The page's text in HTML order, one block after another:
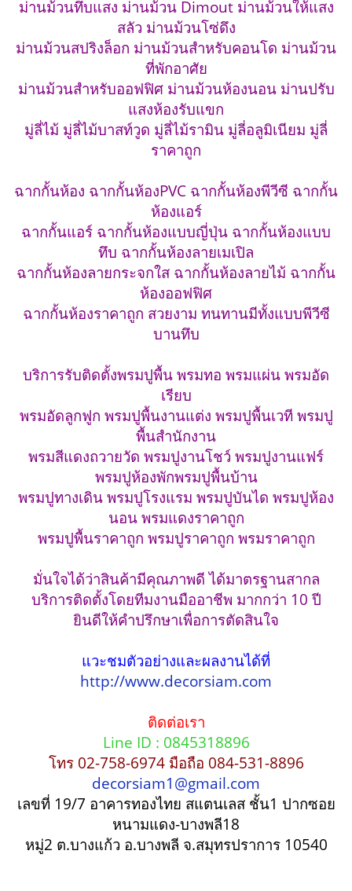
ม่านม้วนทึบแสง ม่านม้วน Dimout ม่านม้วนให้แสง
สลัว ม่านม้วนโซ่ดึง
ม่านม้วนสปริงล็อก ม่านม้วนสำหรับคอนโด ม่านม้วน
ที่พักอาศัย
ม่านม้วนสำหรับออฟฟิศ ม่านม้วนห้องนอน ม่านปรับ
แสงห้องรับแขก
มู่ลี่ไม้ มู่ลี่ไม้บาสท์วูด มู่ลี่ไม้รามิน มู่ลี่อลูมิเนียม มู่ลี่
ราคาถูก
ฉากกั้นห้อง ฉากกั้นห้องPVC ฉากกั้นห้องพีวีซี ฉากกั้น
ห้องแอร์
ฉากกั้นแอร์ ฉากกั้นห้องแบบญี่ปุ่น ฉากกั้นห้องแบบ
ทึบ ฉากกั้นห้องลายเมเปิล
ฉากกั้นห้องลายกระจกใส ฉากกั้นห้องลายไม้ ฉากกั้น
ห้องออฟฟิศ
ฉากกั้นห้องราคาถูก สวยงาม ทนทานมีทั้งแบบพีวีซี
บานทึบ
บริการรับติดตั้งพรมปูพื้น พรมทอ พรมแผ่น พรมอัด
เรียบ
พรมอัดลูกฟูก พรมปูพื้นงานแต่ง พรมปูพื้นเวที พรมปู
พื้นสำนักงาน
พรมสีแดงถวายวัด พรมปูงานโชว์ พรมปูงานแฟร์
พรมปูห้องพักพรมปูพื้นบ้าน
พรมปูทางเดิน พรมปูโรงแรม พรมปูบันได พรมปูห้อง
นอน พรมแดงราคาถูก
พรมปูพื้นราคาถูก พรมปูราคาถูก พรมราคาถูก
มั่นใจได้ว่าสินค้ามีคุณภาพดี ได้มาตรฐานสากล
บริการติดตั้งโดยทีมงานมืออาชีพ มากกว่า 10 ปี
ยินดีให้คำปรึกษาเพื่อการตัดสินใจ
แวะชมตัวอย่างและผลงานได้ที่
http://www.decorsiam.com
ติดต่อเรา
Line ID : 0845318896
โทร 02-758-6974 มือถือ 084-531-8896
decorsiam1@gmail.com
เลขที่ 19/7 อาคารทองไทย สแตนเลส ชั้น1 ปากซอย
หนามแดง-บางพลี18
หมู่2 ต.บางแก้ว อ.บางพลี จ.สมุทรปราการ 10540